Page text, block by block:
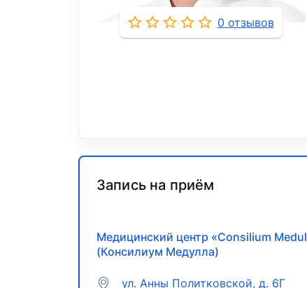
0 отзывов
Запись на приём
Медицинский центр «Consilium
(Консилиум Медулла)
ул. Анны Политковской, д. 6Г